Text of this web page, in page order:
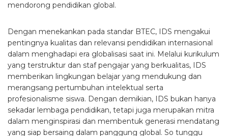
mendorong pendidikan global.
Dengan menekankan pada standar BTEC, IDS mengakui
pentingnya kualitas dan relevansi pendidikan internasional
dalam menghadapi era globalisasi saat ini. Melalui kurikulum
yang terstruktur dan staf pengajar yang berkualitas, IDS
memberikan lingkungan belajar yang mendukung dan
merangsang pertumbuhan intelektual serta
profesionalisme siswa. Dengan demikian, IDS bukan hanya
sekadar lembaga pendidikan, tetapi juga merupakan mitra
dalam menginspirasi dan membentuk generasi mendatang
yang siap bersaing dalam panggung global. So tunggu